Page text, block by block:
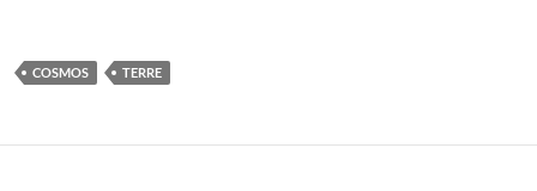
COSMOS TERRE